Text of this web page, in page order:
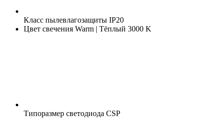
Класс пылевлагозащиты IP20
Цвет свечения Warm | Тёплый 3000 K
Типоразмер светодиода CSP